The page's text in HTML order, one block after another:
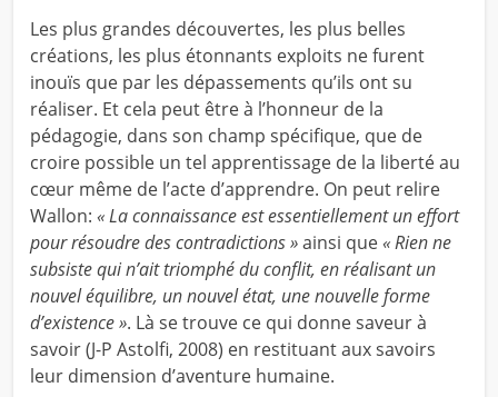
Les plus grandes découvertes, les plus belles
créations, les plus étonnants exploits ne furent
inouïs que par les dépassements qu’ils ont su
réaliser. Et cela peut être à l’honneur de la
pédagogie, dans son champ spécifique, que de
croire possible un tel apprentissage de la liberté au
cœur même de l’acte d’apprendre. On peut relire
Wallon: « La connaissance est essentiellement un effort
pour résoudre des contradictions »ainsi que« Rien ne
subsiste qui n’ait triomphé du conflit, en réalisant un
nouvel équilibre, un nouvel état, une nouvelle forme
d’existence ». Là se trouve ce qui donne saveur à
savoir (J-P Astolfi, 2008) en restituant aux savoirs
leur dimension d’aventure humaine.